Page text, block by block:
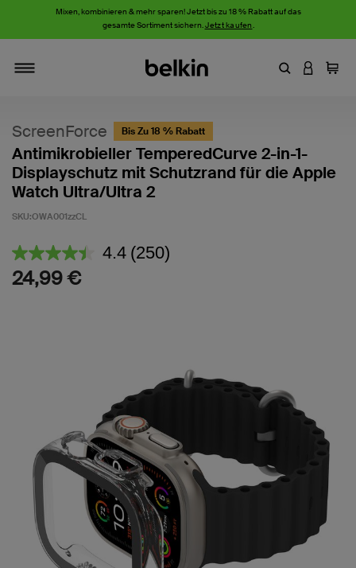
Mixen, kombinieren & mehr sparen! Jetzt bis zu 18 % Rabatt auf das
gesamte Sortiment sichern.Jetzt kaufen.
Stichwort
AN
ScreenForce Bis Zu 18 % Rabatt
Antimikrobieller TemperedCurve 2-in-1-
Displayschutz mit Schutzrand für die Apple
Watch Ultra/Ultra 2
SKU:OWA001zzCL
4,4 von 5 Kundenrezension
4.4 250
(250)
24,99 €